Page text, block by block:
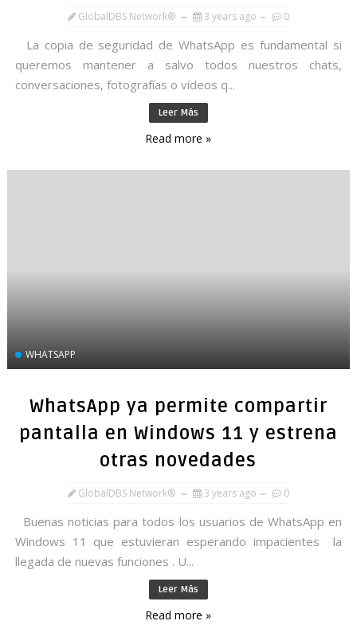
GlobalDBS Network® 3 years ago 0
La copia de seguridad de WhatsApp es fundamental si
queremos mantener a salvo todos nuestros chats,
conversaciones, fotografías o vídeos q...
Leer Más
Read more »
WHATSAPP
WhatsApp ya permite compartir
pantalla en Windows 11 y estrena
otras novedades
GlobalDBS Network® 3 years ago 0
Buenas noticias para todos los usuarios de WhatsApp en
Windows 11 que estuvieran esperando impacientes la
llegada de nuevas funciones . U...
Leer Más
Read more »